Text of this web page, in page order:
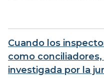
Cuando los
como
investigada por la